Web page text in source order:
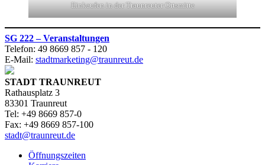
Einkaufen in der Traunreuter Ortsmitte
SG 222 – Veranstaltungen
Telefon: 49 8669 857 - 120
E-Mail: stadtmarketing@traunreut.de
STADT TRAUNREUT
Rathausplatz 3
83301 Traunreut
Tel: +49 8669 857-0
Fax: +49 8669 857-100
stadt@traunreut.de
Öffnungszeiten